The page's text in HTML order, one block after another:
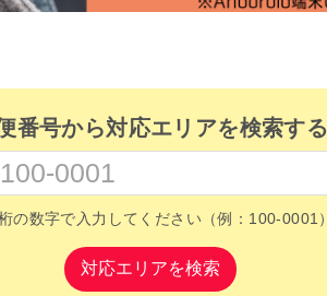
番号から対応エリアを検索する
の数字で入力してください（例：100-0001）
対応エリアを検索